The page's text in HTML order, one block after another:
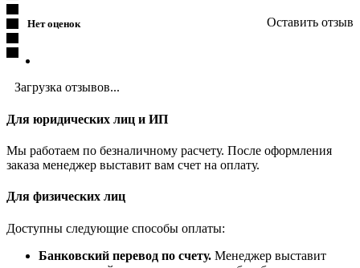
Нет оценок Оставить отзыв
Загрузка отзывов...
Для юридических лиц и ИП
Мы работаем по безналичному расчету. После оформления
заказа менеджер выставит вам счет на оплату.
Для физических лиц
Доступны следующие способы оплаты:
Банковский перевод по счету. Менеджер выставит